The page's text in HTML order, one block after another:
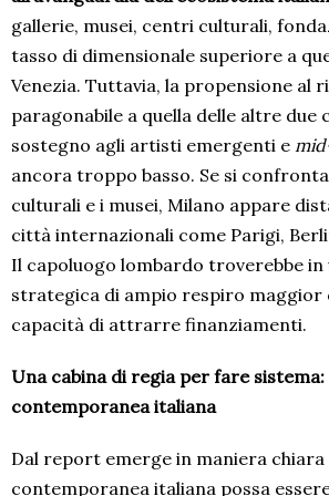
gallerie, musei, centri culturali,
tasso di dimensionale superiore a
Venezia. Tuttavia, la propensione al
paragonabile a quella delle altre due
sostegno agli artisti emergenti e
ancora troppo basso. Se si
culturali e i musei, Milano appare
città internazionali come Parigi,
Il capoluogo lombardo troverebbe in
strategica di ampio respiro
capacità di attrarre finanziamenti.
Una cabina di regia per fare
contemporanea italiana
Dal report emerge in maniera chiara
contemporanea italiana possa